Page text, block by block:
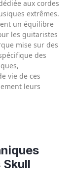
aux cordes
extrêmes.
un équilibre
les guitaristes
mise sur des
des
vie de ces
leurs